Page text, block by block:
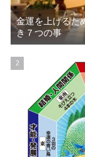
金運を上げるた
き７つの事